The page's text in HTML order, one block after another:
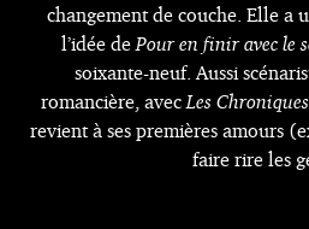
changement de couche. Elle a
l’idée de Pour en finir avec le
soixante-neuf. Aussi
romancière, avec Les
revient à ses premières amours
faire rire les